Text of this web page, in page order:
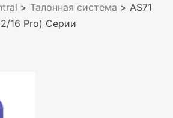
> Талонная система > AS71
16 Pro) Серии